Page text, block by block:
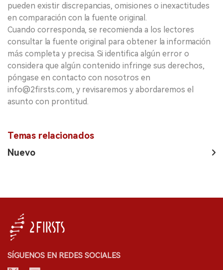
pueden existir discrepancias, omisiones o inexactitudes
en comparación con la fuente original.
Cuando corresponda, se recomienda a los lectores
consultar la fuente original para obtener la información
más completa y precisa. Si identifica algún error o
considera que algún contenido infringe sus derechos,
póngase en contacto con nosotros en
info@2firsts.com, y revisaremos y abordaremos el
asunto con prontitud.
Temas relacionados
Nuevo
SÍGUENOS EN REDES SOCIALES